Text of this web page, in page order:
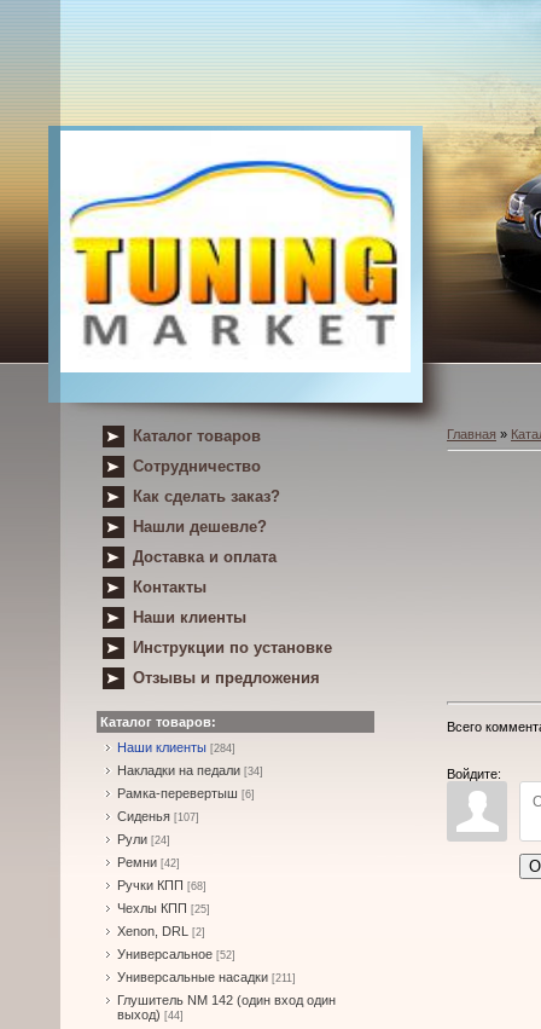
Каталог товаров
Сотрудничество
Как сделать заказ?
Нашли дешевле?
Доставка и оплата
Контакты
Наши клиенты
Инструкции по установке
Отзывы и предложения
Каталог товаров:
Наши клиенты [284]
Накладки на педали [34]
Рамка-перевертыш [6]
Сиденья [107]
Рули [24]
Ремни [42]
Ручки КПП [68]
Чехлы КПП [25]
Xenon, DRL [2]
Универсальное [52]
Универсальные насадки [211]
Глушитель NM 142 (один вход один
выход) [44]
Главная »
Всего
Войдите: